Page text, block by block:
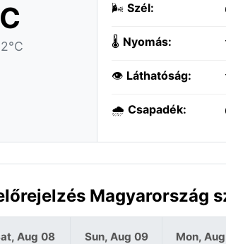
🌬️ Szél:
🌡️ Nyomás:
👁️ Láthatóság:
🌧️ Csapadék:
Magyarország
Aug 08 Sun, Aug 09 Mon,